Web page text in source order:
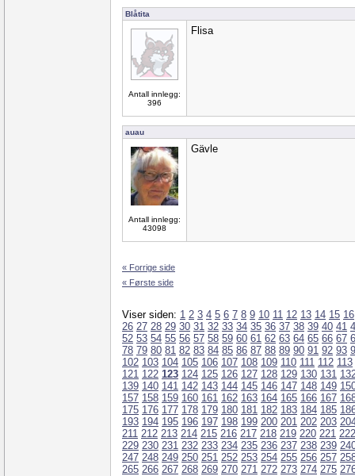
Blåtita
Antall innlegg:
396
Flisa
auau
Antall innlegg:
43098
Gävle
« Forrige side
« Første side
Viser siden: 1 2 3 4 5 6 7 8 9 10 11 12 13 14 15 16
26 27 28 29 30 31 32 33 34 35 36 37 38 39 40 41
52 53 54 55 56 57 58 59 60 61 62 63 64 65 66 67
78 79 80 81 82 83 84 85 86 87 88 89 90 91 92 93
102 103 104 105 106 107 108 109 110 111 112 113
121 122 123 124 125 126 127 128 129 130 131
139 140 141 142 143 144 145 146 147 148 149
157 158 159 160 161 162 163 164 165 166 167
175 176 177 178 179 180 181 182 183 184 185
193 194 195 196 197 198 199 200 201 202 203
211 212 213 214 215 216 217 218 219 220 221 222
229 230 231 232 233 234 235 236 237 238 239
247 248 249 250 251 252 253 254 255 256 257
265 266 267 268 269 270 271 272 273 274 275